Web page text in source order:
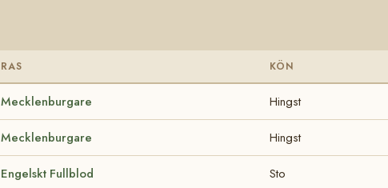
RAS KÖN
Mecklenburgare Hingst
Mecklenburgare Hingst
Engelskt Fullblod Sto